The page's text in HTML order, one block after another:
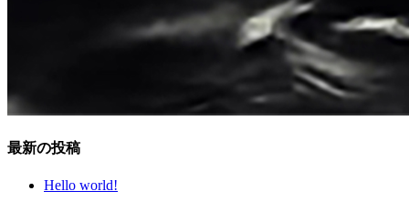
最新の投稿
Hello world!